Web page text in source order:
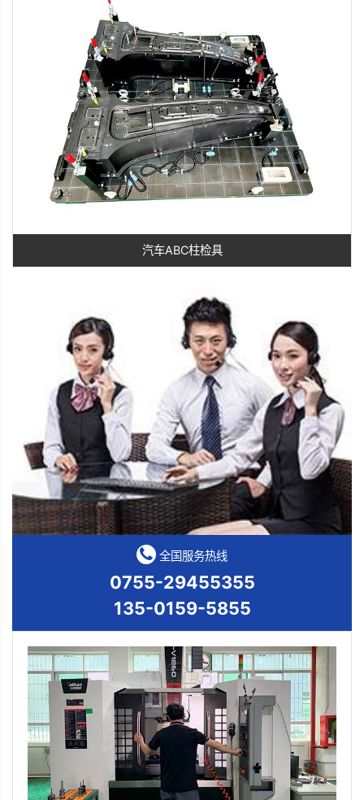
汽车ABC柱检具
全国服务热线
0755-29455355
135-0159-5855